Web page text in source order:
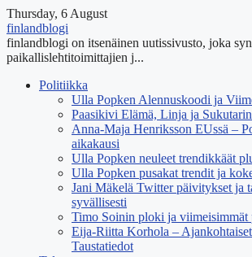
Thursday, 6 August
finlandblogi
finlandblogi on itsenäinen uutissivusto, joka
paikallislehtitoimittajien j...
Politiikka
Ulla Popken Alennuskoodi ja
Paasikivi Elämä, Linja ja
Anna-Maja Henriksson EUssä –
aikakausi
Ulla Popken neuleet trendikkäät
Ulla Popken pusakat trendit ja
Jani Mäkelä Twitter päivitykset ja
syvällisesti
Timo Soinin ploki ja viimeisimmät
Eija-Riitta Korhola –
Taustatiedot